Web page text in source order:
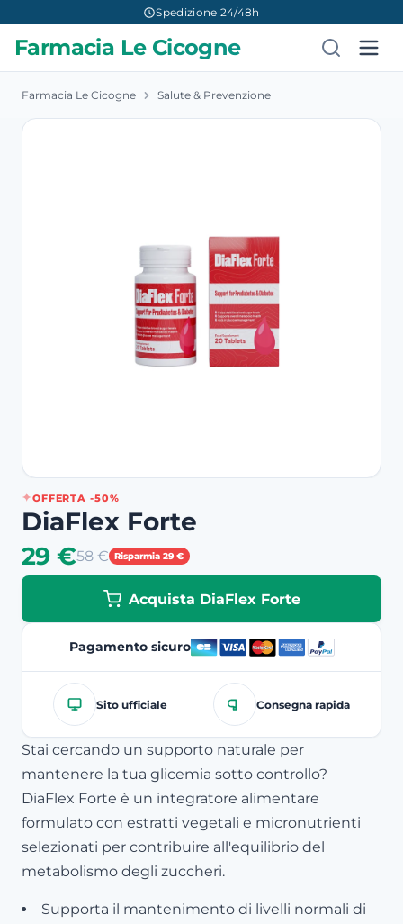
Spedizione 24/48h
Farmacia Le Cicogne
Farmacia Le Cicogne Salute & Prevenzione
OFFERTA -50%
DiaFlex Forte
29 €58 € Risparmia 29 €
Acquista DiaFlex Forte
Pagamento sicuro
Sito ufficiale Consegna rapida
Stai cercando un supporto naturale per
mantenere la tua glicemia sotto controllo?
DiaFlex Forte è un integratore alimentare
formulato con estratti vegetali e micronutrienti
selezionati per contribuire all'equilibrio del
metabolismo degli zuccheri.
Supporta il mantenimento di livelli normali di